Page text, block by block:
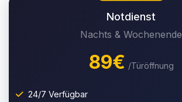
Notdienst
Nachts & Wochenende
89€ /Türöffnung
24/7 Verfügbar